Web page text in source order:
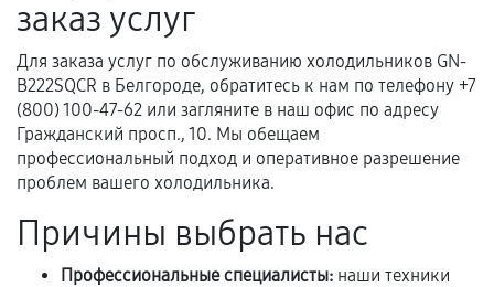
Предоставленные детали подходят по
техническим параметрам и не имеют внешних
дефектов.
Установка была выполнена нашим сервисным
центром.
При этом гарантия на сами комплектующие
продавца. За качество сторонних деталей
сервисный центр ответственности не несет.
заказ услуг
Для заказа услуг по обслуживанию холодильников GN-
B222SQCR в Белгороде, обратитесь к нам по телефону +7
(800) 100-47-62 или загляните в наш офис по адресу
Гражданский просп., 10. Мы обещаем
профессиональный подход и оперативное разрешение
проблем вашего холодильника.
Причины выбрать нас
Профессиональные специалисты: наши техники